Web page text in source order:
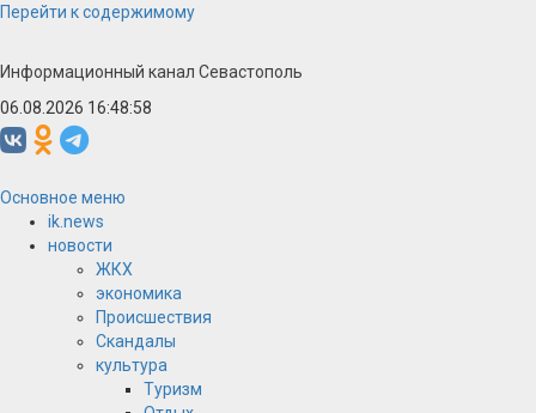
Перейти к содержимому
Информационный канал Севастополь
06.08.2026 16:48:58
Основное меню
ik.news
новости
ЖКХ
экономика
Происшествия
Скандалы
культура
Туризм